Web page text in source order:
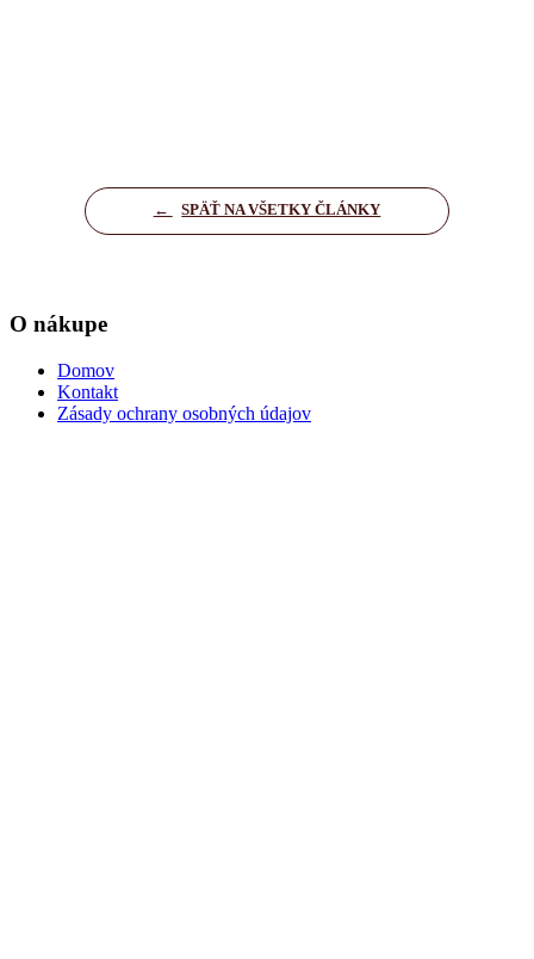
← SPÄŤ NA VŠETKY ČLÁNKY
O nákupe
Domov
Kontakt
Zásady ochrany osobných údajov